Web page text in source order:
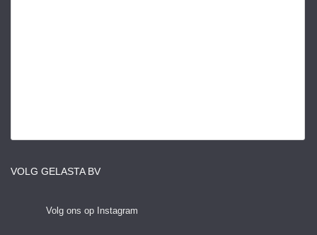
VOLG GELASTA BV
Volg ons op Instagram